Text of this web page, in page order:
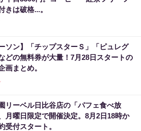
きは破格...。
ーソン】「チップスターＳ」「ピュレグ
どの無料券が大量！7月28日スタートの
画まとめ。
リーベル日比谷店の「パフェ食べ放
月曜日限定で開催決定。8月2日18時か
受付スタート。